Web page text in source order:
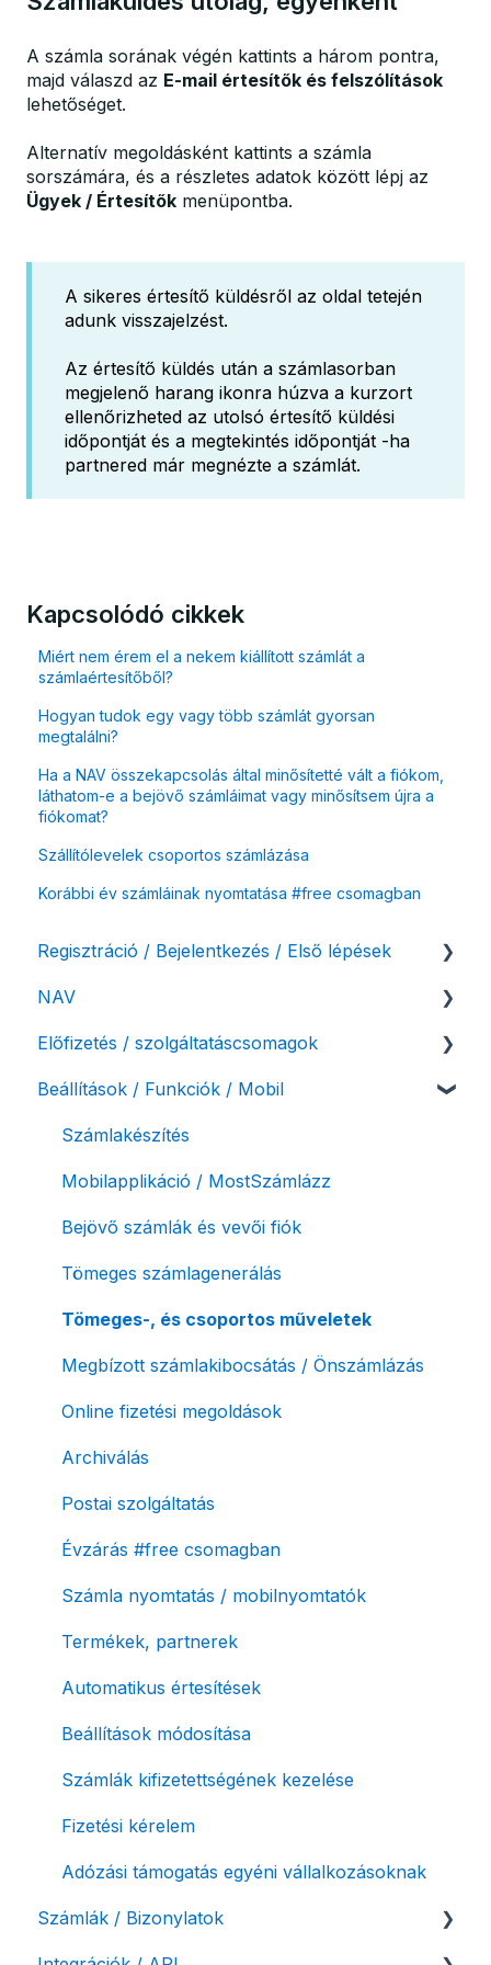
A számla sorának végén kattints a három pontra,
majd válaszd az E-mail értesítők és felszólítások
lehetőséget.
Alternatív megoldásként kattints a számla
sorszámára, és a részletes adatok között lépj az
Ügyek / Értesítők menüpontba.
A sikeres értesítő küldésről az oldal tetején
adunk visszajelzést.
Az értesítő küldés után a számlasorban
megjelenő harang ikonra húzva a kurzort
ellenőrizheted az utolsó értesítő küldési
időpontját és a megtekintés időpontját -ha
partnered már megnézte a számlát.
Kapcsolódó cikkek
Miért nem érem el a nekem kiállított számlát a
számlaértesítőből?
Hogyan tudok egy vagy több számlát gyorsan
megtalálni?
Ha a NAV összekapcsolás által minősítetté vált a fiókom,
láthatom-e a bejövő számláimat vagy minősítsem újra a
fiókomat?
Szállítólevelek csoportos számlázása
Korábbi év számláinak nyomtatása #free csomagban
Regisztráció / Bejelentkezés / Első lépések
Felhasználó beállításai
Számlázási fiók kezdő beállításai, első lépések
NAV
NAV online adatszolgáltatás
Adóhatósági ellenőrzés adatszolgáltatás
NAV pénztárgép feladás (PTGSZLAH)
Számlaverzum
Előfizetés / szolgáltatáscsomagok
Szolgáltatáscsomag kiválasztása
Szolgáltatáscsomag módosítása
Fiók / felhasználó törlése
Díjfizetés / díjtartozás / korlátozás
Fizetési módok
Beállítások / Funkciók / Mobil
Számlakészítés
Mobilapplikáció / MostSzámlázz
Bejövő számlák és vevői fiók
Tömeges számlagenerálás
Tömeges-, és csoportos műveletek
Megbízott számlakibocsátás / Önszámlázás
Online fizetési megoldások
Archiválás
Postai szolgáltatás
Évzárás #free csomagban
Számla nyomtatás / mobilnyomtatók
Termékek, partnerek
Automatikus értesítések
Beállítások módosítása
Számlák kifizetettségének kezelése
Fizetési kérelem
Adózási támogatás egyéni vállalkozásoknak
Számlák / Bizonylatok